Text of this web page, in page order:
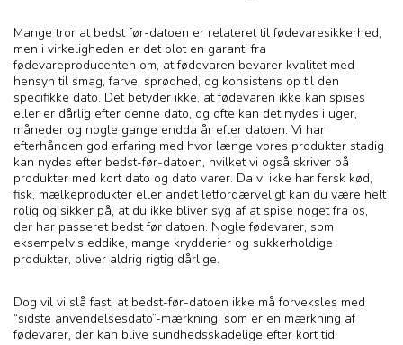
Mange tror at bedst før-datoen er relateret til fødevaresikkerhed,
men i virkeligheden er det blot en garanti fra
fødevareproducenten om, at fødevaren bevarer kvalitet med
hensyn til smag, farve, sprødhed, og konsistens op til den
specifikke dato. Det betyder ikke, at fødevaren ikke kan spises
eller er dårlig efter denne dato, og ofte kan det nydes i uger,
måneder og nogle gange endda år efter datoen. Vi har
efterhånden god erfaring med hvor længe vores produkter stadig
kan nydes efter bedst-før-datoen, hvilket vi også skriver på
produkter med kort dato og dato varer. Da vi ikke har fersk kød,
fisk, mælkeprodukter eller andet letfordærveligt kan du være helt
rolig og sikker på, at du ikke bliver syg af at spise noget fra os,
der har passeret bedst før datoen. Nogle fødevarer, som
eksempelvis eddike, mange krydderier og sukkerholdige
produkter, bliver aldrig rigtig dårlige.
Dog vil vi slå fast, at bedst-før-datoen ikke må forveksles med
“sidste anvendelsesdato”-mærkning, som er en mærkning af
fødevarer, der kan blive sundhedsskadelige efter kort tid.